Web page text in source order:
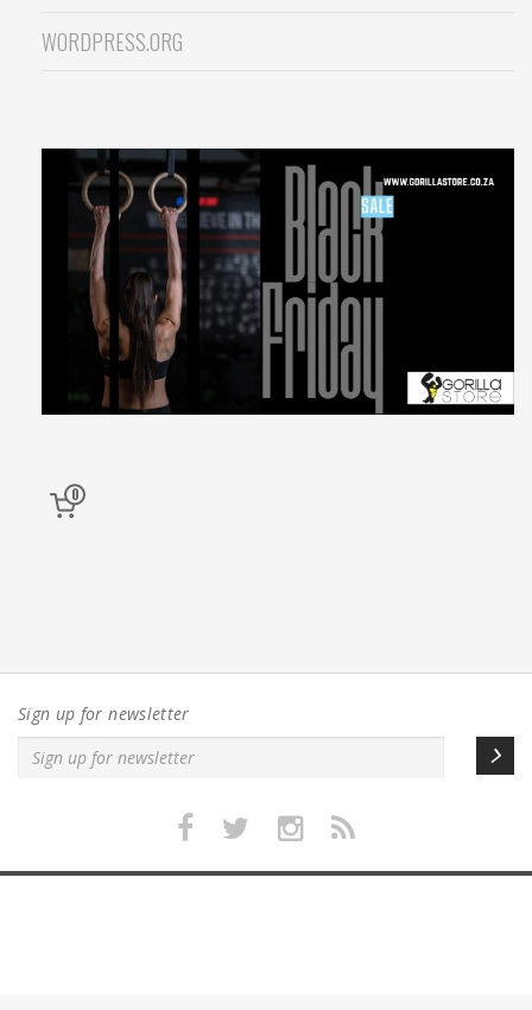
WORDPRESS.ORG
0
Sign up for newsletter